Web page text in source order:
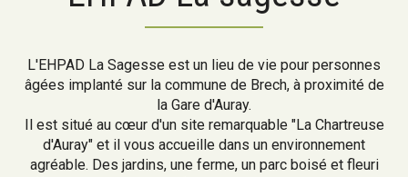
L'EHPAD La Sagesse est un lieu de vie pour personnes
âgées implanté sur la commune de Brech, à proximité de
la Gare d'Auray.
Il est situé au cœur d'un site remarquable "La Chartreuse
d'Auray" et il vous accueille dans un environnement
agréable. Des jardins, une ferme, un parc boisé et fleuri